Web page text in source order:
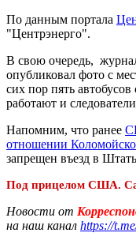
По данным портала
"Центрэнерго".
В свою очередь,
опубликовал фото с
сих пор пять
работают и
Напомним, что ранее
отношении
запрещен въезд в
Под прицелом США.
Новости от
на наш канал https://